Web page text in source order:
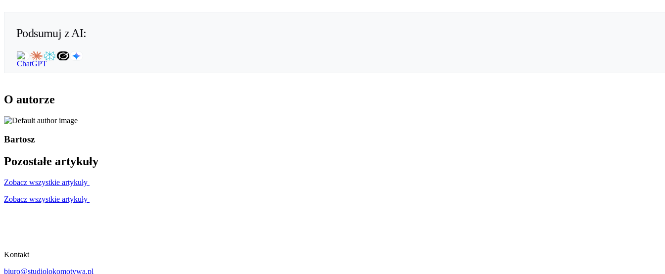
Podsumuj z AI:
O autorze
Bartosz
Pozostałe artykuły
Zobacz wszystkie artykuły
Zobacz wszystkie artykuły
Kontakt
biuro@studiolokomotywa.pl